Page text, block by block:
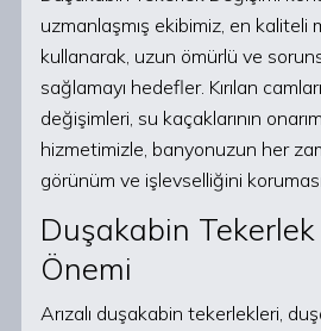
uzmanlaşmış ekibimiz, en kaliteli
kullanarak, uzun ömürlü ve
sağlamayı hedefler. Kırılan
değişimleri, su kaçaklarının
hizmetimizle, banyonuzun her
görünüm ve işlevselliğini
Duşakabin
Önemi
Arızalı duşakabin tekerlekleri,